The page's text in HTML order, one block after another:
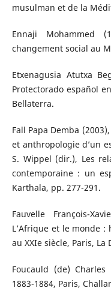
musulman et de la
Ennaji Mohammed
changement social au
Etxenagusia Atutxa
Protectorado español
Bellaterra.
Fall Papa Demba
et anthropologie d’un
S. Wippel (dir.), Les
contemporaine : un
Karthala, pp. 277-291.
Fauvelle François-
L’Afrique et le monde
au XXIe siècle, Paris, La
Foucauld (de) Charles
1883-1884, Paris,